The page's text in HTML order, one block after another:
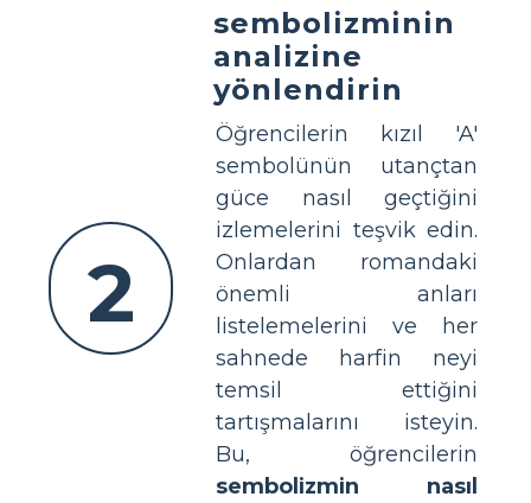
2
sembolizminin
analizine
yönlendirin
Öğrencilerin kızıl 'A'
sembolünün utançtan
güce nasıl geçtiğini
izlemelerini teşvik edin.
Onlardan romandaki
önemli anları
listelemelerini ve her
sahnede harfin neyi
temsil ettiğini
tartışmalarını isteyin.
Bu, öğrencilerin
sembolizmin nasıl